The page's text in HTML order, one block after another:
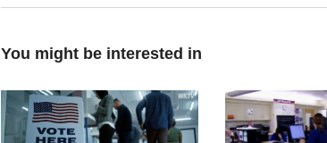
You might be interested in